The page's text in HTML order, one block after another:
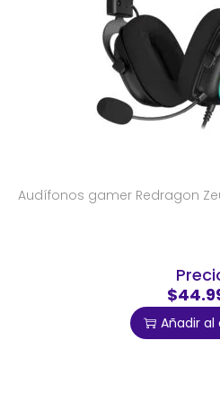
Audífonos gamer Redragon
Añadir al